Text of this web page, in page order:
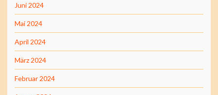
Juni 2024
Mai 2024
April 2024
März 2024
Februar 2024